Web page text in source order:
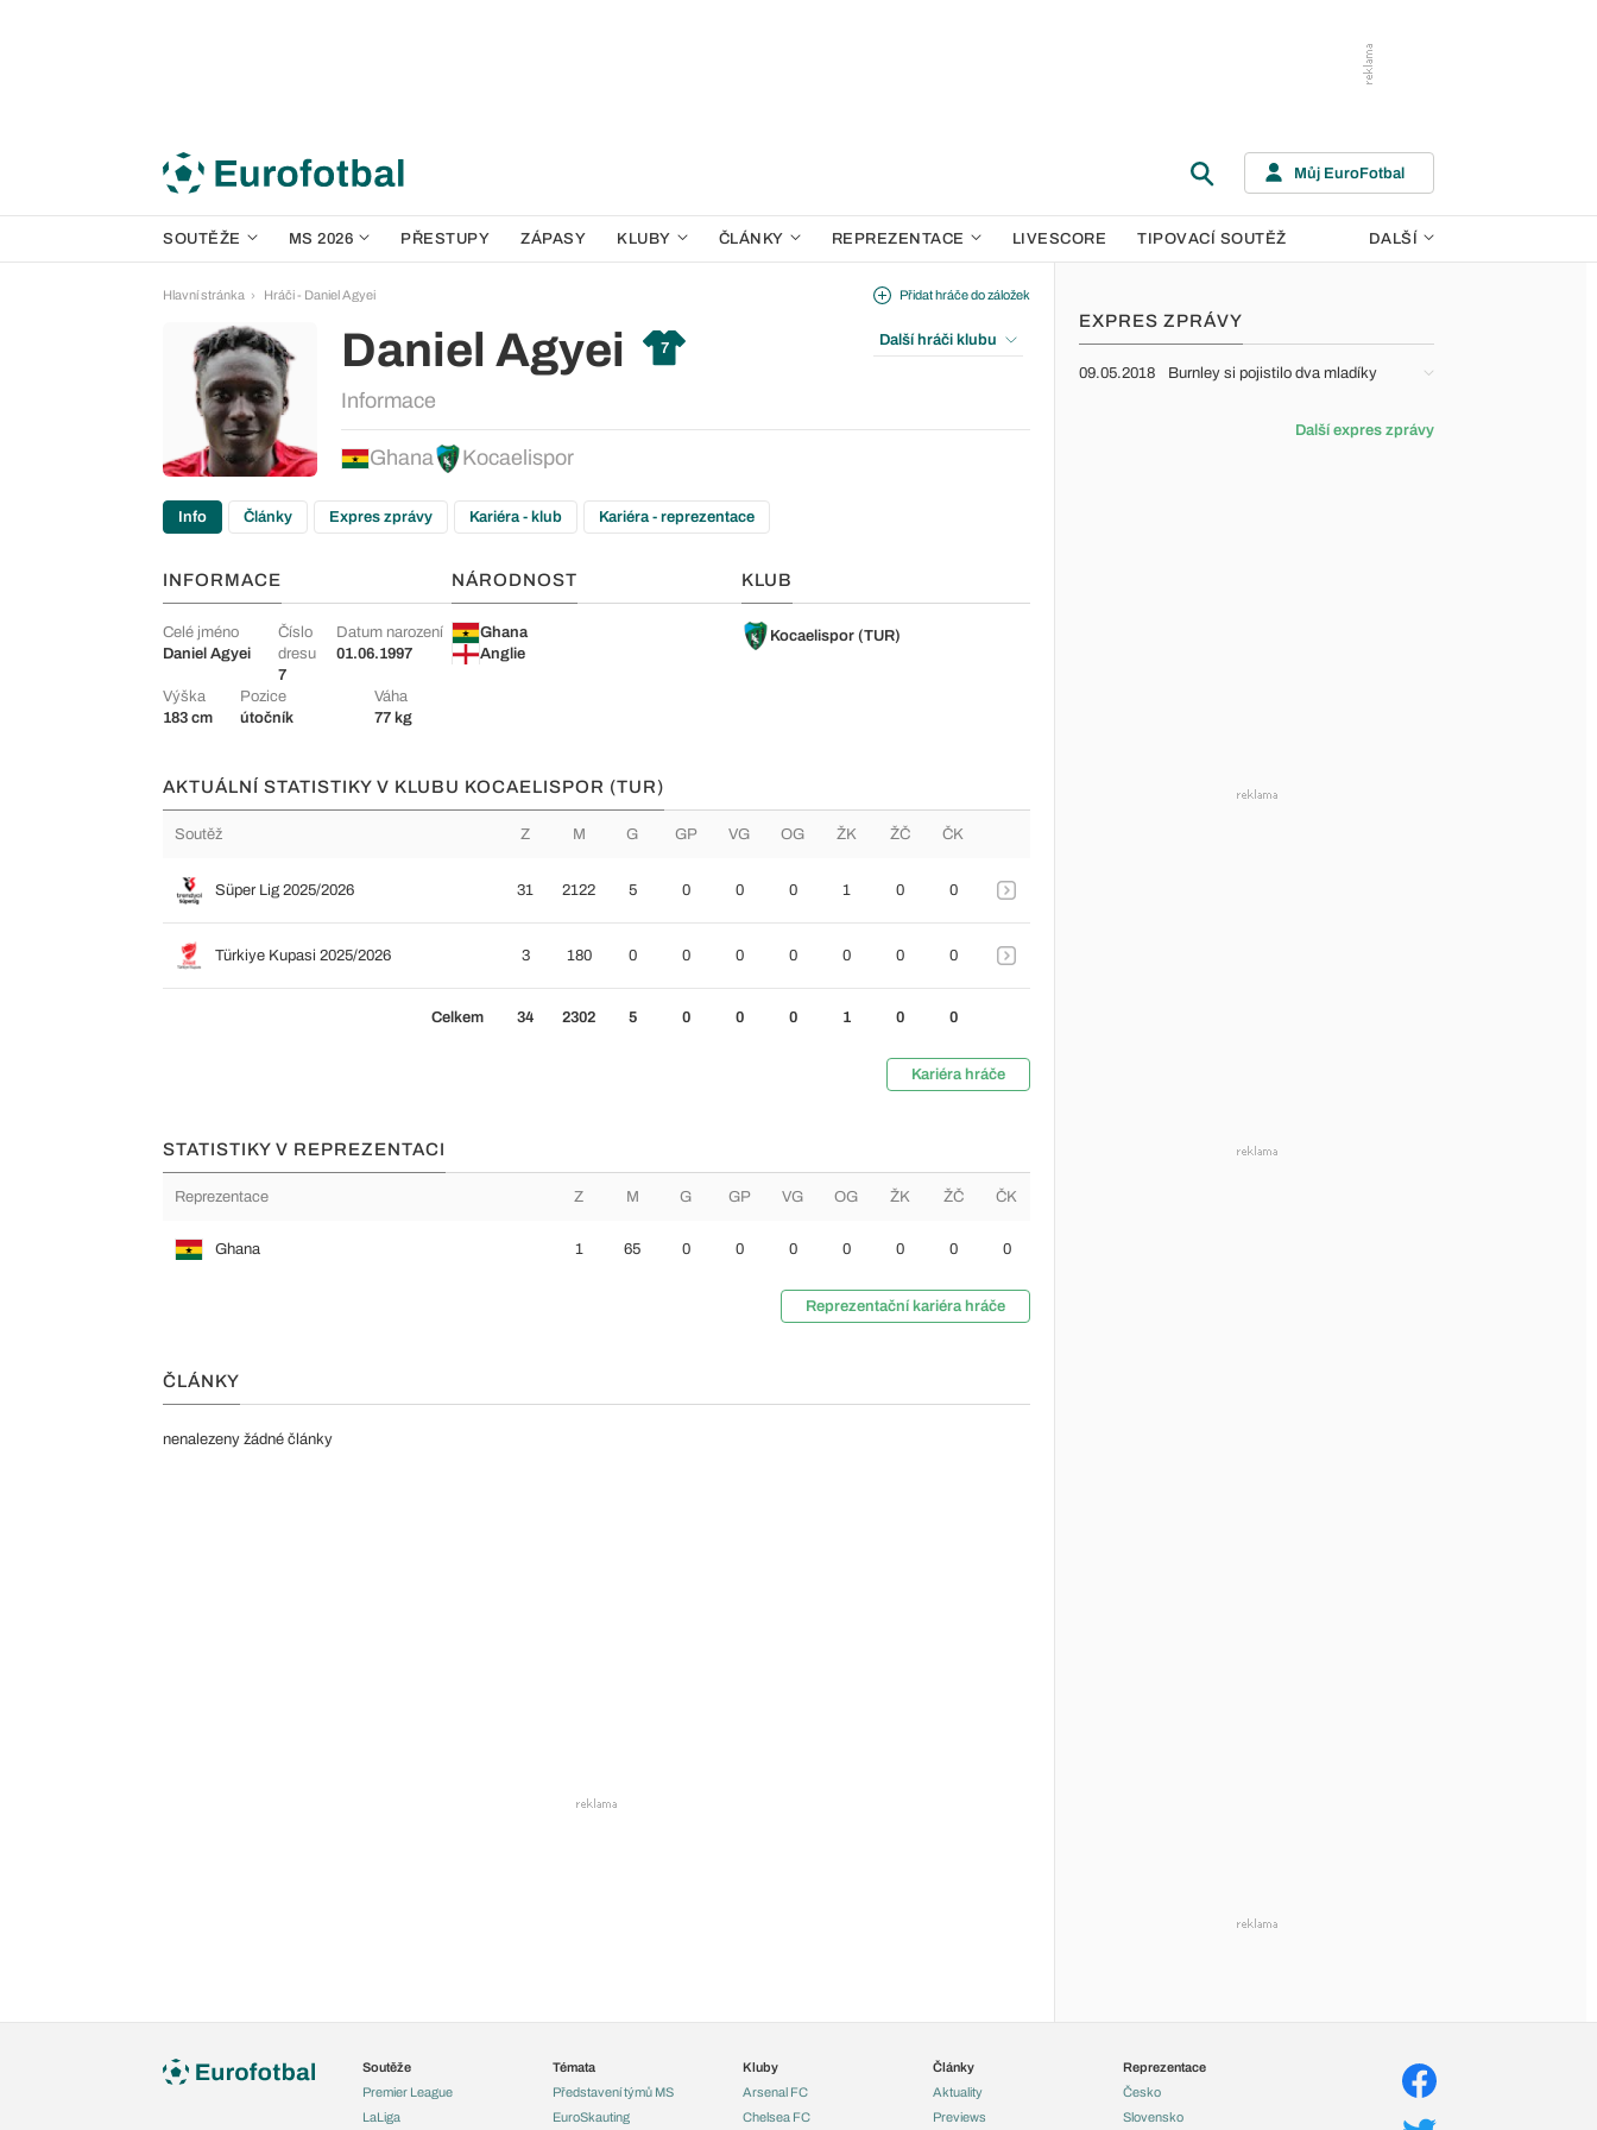
Můj EuroFotbal
SOUTĚŽE MS 2026 PŘESTUPY ZÁPASY KLUBY ČLÁNKY REPREZENTACE LIVESCORE TIPOVACÍ SOUTĚŽ DALŠÍ
Hlavní stránka Hráči - Daniel Agyei
Daniel Agyei 7
Informace
Ghana Kocaelispor
Přidat hráče do záložek
Další hráči klubu
Info Články Expres zprávy Kariéra - klub Kariéra - reprezentace
INFORMACE
Celé jméno
Daniel Agyei
Číslo
dresu
7
Datum narození
01.06.1997
Výška
183 cm
Pozice
útočník
Váha
77 kg
NÁRODNOST
Ghana
Anglie
KLUB
Kocaelispor (TUR)
AKTUÁLNÍ STATISTIKY V KLUBU KOCAELISPOR (TUR)
Soutěž Z M G GP VG OG ŽK ŽČ ČK
Süper Lig 2025/2026 31 2122 5 0 0 0 1 0 0
Türkiye Kupasi 2025/2026 3 180 0 0 0 0 0 0 0
Celkem 34 2302 5 0 0 0 1 0 0
Kariéra hráče
STATISTIKY V REPREZENTACI
Reprezentace Z M G GP VG OG ŽK ŽČ ČK
Ghana 1 65 0 0 0 0 0 0 0
Reprezentační kariéra hráče
ČLÁNKY
nenalezeny žádné články
EXPRES ZPRÁVY
09.05.2018 Burnley si pojistilo dva mladíky
Další expres zprávy
Soutěže
Premier League
LaLiga
Témata
Představení týmů MS
EuroSkauting
Kluby
Arsenal FC
Chelsea FC
Články
Aktuality
Previews
Reprezentace
Česko
Slovensko